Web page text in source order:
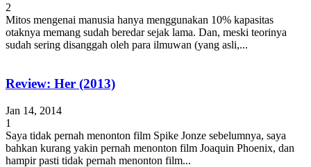
2
Mitos mengenai manusia hanya menggunakan 10% kapasitas
otaknya memang sudah beredar sejak lama. Dan, meski teorinya
sudah sering disanggah oleh para ilmuwan (yang asli,...
Review: Her (2013)
Jan 14, 2014
1
Saya tidak pernah menonton film Spike Jonze sebelumnya, saya
bahkan kurang yakin pernah menonton film Joaquin Phoenix, dan
hampir pasti tidak pernah menonton film...